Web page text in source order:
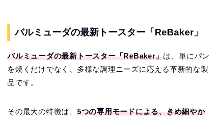
バルミューダの最新トースター「ReBaker」
バルミューダの最新トースター「ReBaker」は、単にパン
を焼くだけでなく、多様な調理ニーズに応える革新的な製
品です。
その最大の特徴は、 5つの専用モードによる、きめ細やか